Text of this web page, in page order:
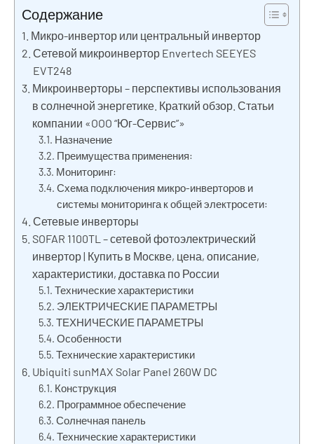
Содержание
Микро-инвертор или центральный инвертор
Сетевой микроинвертор Envertech SEEYES
EVT248
Микроинверторы – перспективы использования
в солнечной энергетике. Краткий обзор. Статьи
компании «OOO “Юг-Сервис”»
Назначение
Преимущества применения:
Мониторинг:
Схема подключения микро-инверторов и
системы мониторинга к общей электросети:
Сетевые инверторы
SOFAR 1100TL – сетевой фотоэлектрический
инвертор | Купить в Москве, цена, описание,
характеристики, доставка по России
Технические характеристики
ЭЛЕКТРИЧЕСКИЕ ПАРАМЕТРЫ
ТЕХНИЧЕСКИЕ ПАРАМЕТРЫ
Особенности
Технические характеристики
Ubiquiti sunMAX Solar Panel 260W DC
Конструкция
Программное обеспечение
Солнечная панель
Технические характеристики